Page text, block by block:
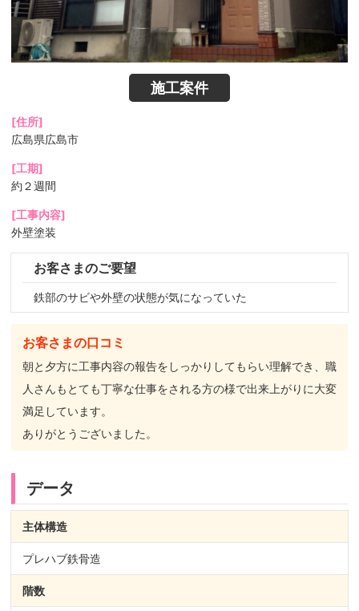
施工案件
[住所]
広島県広島市
[工期]
約２週間
[工事内容]
外壁塗装
お客さまのご要望
鉄部のサビや外壁の状態が気になっていた
お客さまの口コミ
朝と夕方に工事内容の報告をしっかりしてもらい理解でき、職
人さんもとても丁寧な仕事をされる方の様で出来上がりに大変
満足しています。
ありがとうございました。
データ
主体構造
プレハブ鉄骨造
階数